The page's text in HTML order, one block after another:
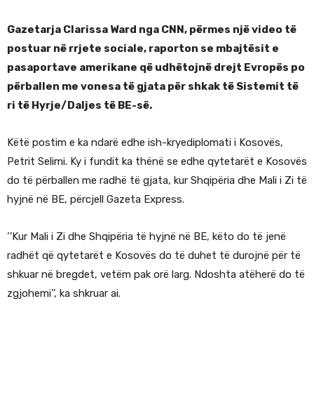
Gazetarja Clarissa Ward nga CNN, përmes një video të
postuar në rrjete sociale, raporton se mbajtësit e
pasaportave amerikane që udhëtojnë drejt Evropës po
përballen me vonesa të gjata për shkak të Sistemit të
ri të Hyrje/Daljes të BE-së.
Këtë postim e ka ndarë edhe ish-kryediplomati i Kosovës,
Petrit Selimi. Ky i fundit ka thënë se edhe qytetarët e Kosovës
do të përballen me radhë të gjata, kur Shqipëria dhe Mali i Zi të
hyjnë në BE, përcjell Gazeta Express.
‘’Kur Mali i Zi dhe Shqipëria të hyjnë në BE, këto do të jenë
radhët që qytetarët e Kosovës do të duhet të durojnë për të
shkuar në bregdet, vetëm pak orë larg. Ndoshta atëherë do të
zgjohemi’’, ka shkruar ai.